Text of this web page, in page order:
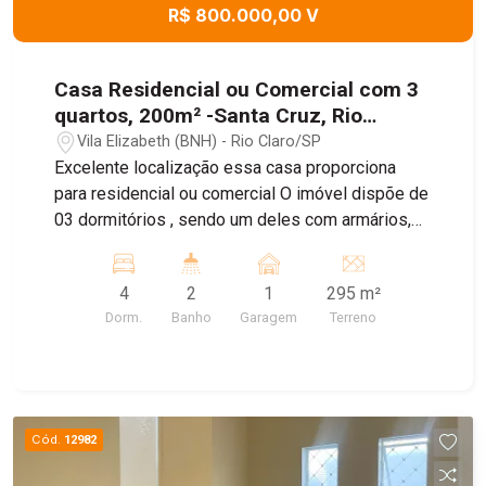
R$ 800.000,00 V
Casa Residencial ou Comercial com 3
quartos, 200m² -Santa Cruz, Rio
Claro/SP
Vila Elizabeth (BNH) - Rio Claro/SP
Excelente localização essa casa proporciona
para residencial ou comercial O imóvel dispõe de
03 dormitórios , sendo um deles com armários,
social com banheira e 01 vaga de garagem. Nos
fundos, conta com edícula, 01 dormitório, 01
banheiro sendo essa mesma uma suíte, área
construída com tijolo e tem base para ser
sobrado. Gás encanado. Imóvel com ótima
distribuição dos ambientes, boa metragem e
4
Dorm.
2
Banho
1
Garagem
295 m²
Terreno
Cód. 12982